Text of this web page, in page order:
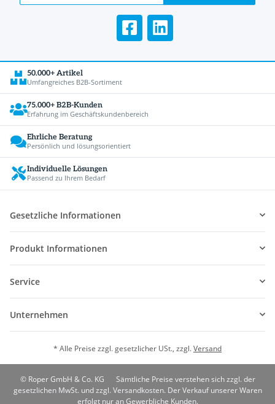
50.000+ Artikel
Umfangreiches B2B-Sortiment
75.000+ B2B-Kunden
Erfahrung im Geschäftskundenbereich
Ehrliche Beratung
Persönlich und lösungsorientiert
Individuelle Lösungen
Passend zu Ihrem Bedarf
Gesetzliche Informationen
Produkt Informationen
Service
Unternehmen
* Alle Preise zzgl. gesetzlicher USt., zzgl.Versand
© Roper GmbH & Co. KG
Sämtliche Preise verstehen sich zzgl. der
gesetzlichen MwSt. und zzgl. Versandkosten. Der Verkauf unserer Waren
erfolgt nur an Gewerbliche Kunden.